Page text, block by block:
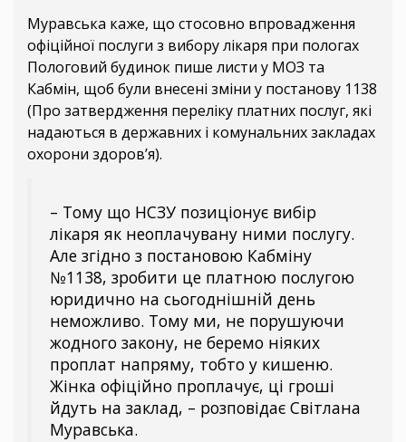
Муравська каже, що стосовно впровадження
офіційної послуги з вибору лікаря при пологах
Пологовий будинок пише листи у МОЗ та
Кабмін, щоб були внесені зміни у постанову 1138
(Про затвердження переліку платних послуг, які
надаються в державних і комунальних закладах
охорони здоров’я).
– Тому що НСЗУ позиціонує вибір
лікаря як неоплачувану ними послугу.
Але згідно з постановою Кабміну
№1138, зробити це платною послугою
юридично на сьогоднішній день
неможливо. Тому ми, не порушуючи
жодного закону, не беремо ніяких
проплат напряму, тобто у кишеню.
Жінка офіційно проплачує, ці гроші
йдуть на заклад, – розповідає Світлана
Муравська.